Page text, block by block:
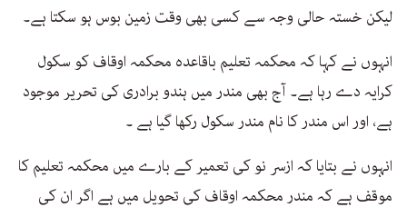
لیکن خستہ حالی وجہ سے کسی بھی وقت زمین بوس ہو سکتا ہے۔
انہوں نے کہا کہ محکمہ تعلیم باقاعدہ محکمہ اوقاف کو سکول
کرایہ دے رہا ہے۔ آج بھی مندر میں ہندو برادری کی تحریر موجود
ہے، اور اس مندر کا نام مندر سکول رکھا گیا ہے ۔
انہوں نے بتایا کہ ازسر نو کی تعمیر کے بارے میں محکمہ تعلیم کا
موقف ہے کہ مندر محکمہ اوقاف کی تحویل میں ہے اگر ان کی